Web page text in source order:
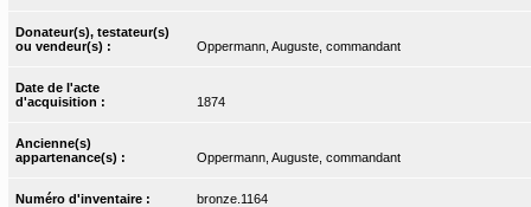
Donateur(s), testateur(s)
ou vendeur(s) :
Oppermann, Auguste, commandant
Date de l'acte
d'acquisition :
1874
Ancienne(s)
appartenance(s) :
Oppermann, Auguste, commandant
Numéro d'inventaire : bronze.1164